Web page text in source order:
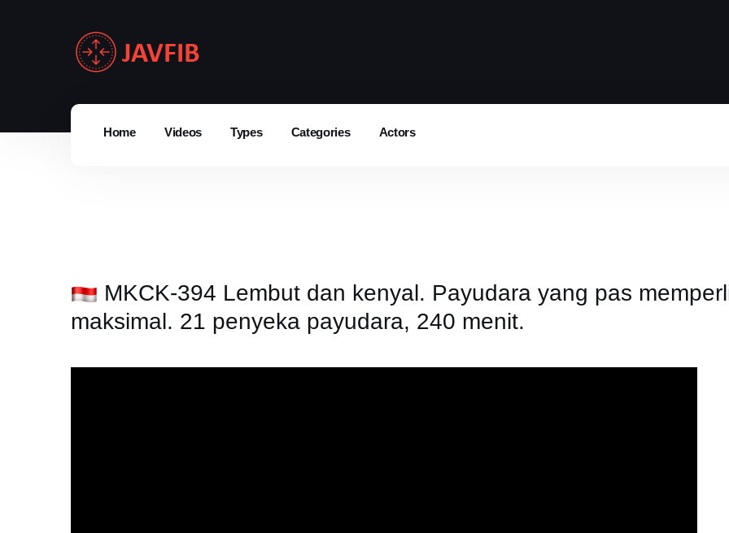
Home Videos Types Categories Actors
MKCK-394 Lembut dan kenyal. Payudara yang pas
maksimal. 21 penyeka payudara, 240 menit.